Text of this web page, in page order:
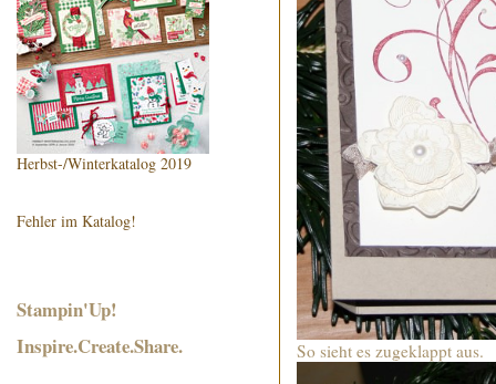
Herbst-/Winterkatalog 2019
Fehler im Katalog!
Stampin'Up!
Inspire.Create.Share.
So sieht es zugeklappt aus.